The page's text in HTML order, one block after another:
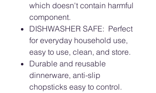
which doesn't contain harmful
component.
DISHWASHER SAFE: Perfect
for everyday household use,
easy to use, clean, and store.
Durable and reusable
dinnerware, anti-slip
chopsticks easy to control.